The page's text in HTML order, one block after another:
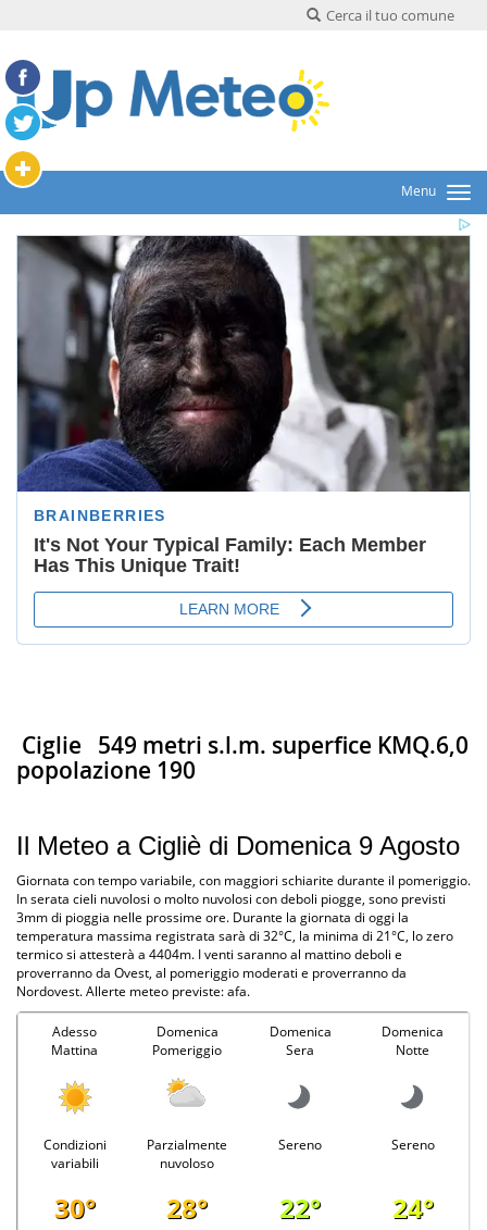
Cerca il tuo comune
Menu
Ciglie 549 metri s.l.m. superfice KMQ.6,0
popolazione 190
Il Meteo a Cigliè di Domenica 9 Agosto
Giornata con tempo variabile, con maggiori schiarite durante il pomeriggio.
In serata cieli nuvolosi o molto nuvolosi con deboli piogge, sono previsti
3mm di pioggia nelle prossime ore. Durante la giornata di oggi la
temperatura massima registrata sarà di 32°C, la minima di 21°C, lo zero
termico si attesterà a 4404m. I venti saranno al mattino deboli e
proverranno da Ovest, al pomeriggio moderati e proverranno da
Nordovest. Allerte meteo previste: afa.
Adesso
Mattina
Domenica
Pomeriggio
Domenica
Sera
Domenica
Notte
Condizioni
variabili
Parzialmente
nuvoloso
Sereno Sereno
30° 28° 22° 24°